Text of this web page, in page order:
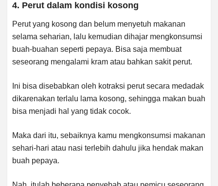
4. Perut dalam kondisi kosong
Perut yang kosong dan belum menyetuh makanan
selama seharian, lalu kemudian dihajar mengkonsumsi
buah-buahan seperti pepaya. Bisa saja membuat
seseorang mengalami kram atau bahkan sakit perut.
Ini bisa disebabkan oleh kotraksi perut secara medadak
dikarenakan terlalu lama kosong, sehingga makan buah
bisa menjadi hal yang tidak cocok.
Maka dari itu, sebaiknya kamu mengkonsumsi makanan
sehari-hari atau nasi terlebih dahulu jika hendak makan
buah pepaya.